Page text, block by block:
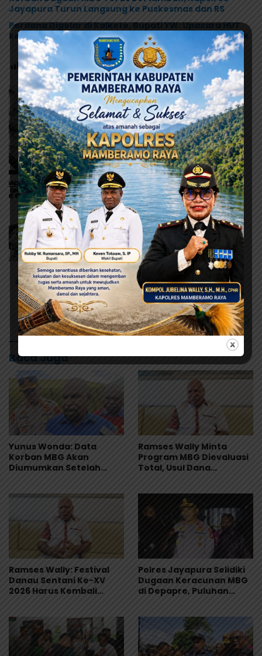
Jayapura Turun Langsung ke Puskesmas dan RS
Perdana Digelar di Kalkote, Bupati YW: Upacara HUT
ke-81 RI Kabupaten Jayapura Libatkan Seluruh Distrik
Post Views: 123
# 1.022 Pasien # Penyakit TBC # Puskesmas
Baca Juga
Yunus Wonda: Data
Korban MBG Akan
Diumumkan Setelah
Ramses Wally Minta
Program MBG Dievaluasi
Total, Usul Dana
Ramses Wally: Festival
Danau Sentani Ke-XV
2026 Harus Kembali
Polres Jayapura Selidiki
Dugaan Keracunan MBG
di Depapre, Puluhan